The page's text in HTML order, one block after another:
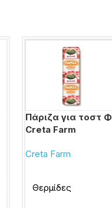
Πάριζα για τοστ
Creta Farm
Creta Farm
Θερμίδες